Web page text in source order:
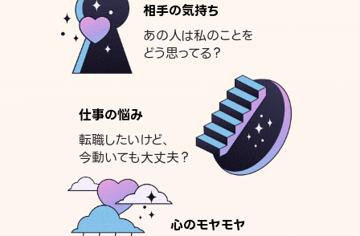
相手の気持ち
あの人は私のことを
どう思ってる？
仕事の悩み
転職したいけど、
今動いても大丈夫？
心のモヤモヤ